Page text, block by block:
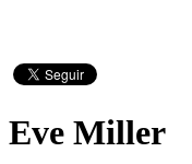
Eve Miller